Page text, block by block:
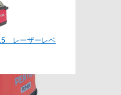
レーザーレベ